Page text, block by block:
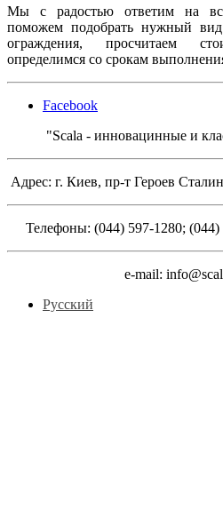
Мы с радостью ответим на
поможем подобрать нужный
ограждения, просчитаем
определимся со срокам
Facebook
"Scala - инновацинные и
Адрес: г. Киев, пр-т Героев
Телефоны: (044) 597-1280;
e-mail:
Русский